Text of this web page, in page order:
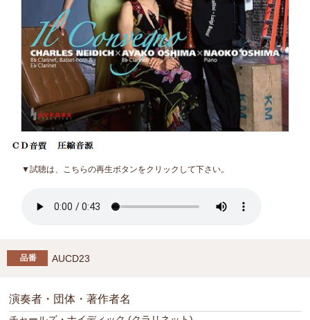
▼試聴は、こちらの再生ボタンをクリックして下さい。
AUCD23
演奏者・団体・著作者名